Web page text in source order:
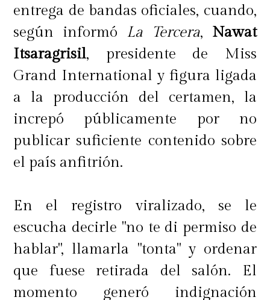
entrega de bandas oficiales, cuando,
según informó La Tercera, Nawat
Itsaragrisil, presidente de Miss
Grand International y figura ligada
a la producción del certamen, la
increpó públicamente por no
publicar suficiente contenido sobre
el país anfitrión.
En el registro viralizado, se le
escucha decirle "no te di permiso de
hablar", llamarla "tonta" y ordenar
que fuese retirada del salón. El
momento generó indignación